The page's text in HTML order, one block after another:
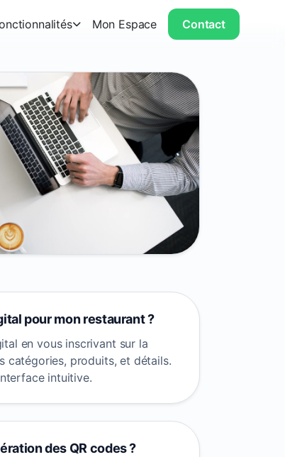
Mon Espace Contact
pour mon restaurant ?
en vous inscrivant sur la
catégories, produits, et détails.
intuitive.
des QR codes ?